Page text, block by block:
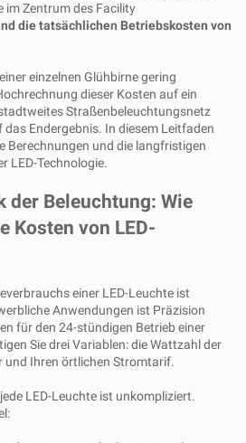
im Zentrum des Facility
die tatsächlichen Betriebskosten von
einzelnen Glühbirne gering
dieser Kosten auf ein
Straßenbeleuchtungsnetz
Endergebnis. In diesem Leitfaden
Berechnungen und die langfristigen
LED-Technologie.
der Beleuchtung: Wie
Kosten von LED-
einer LED-Leuchte ist
Anwendungen ist Präzision
für den 24-stündigen Betrieb einer
Sie drei Variablen: die Wattzahl der
und Ihren örtlichen Stromtarif.
LED-Leuchte ist unkompliziert.